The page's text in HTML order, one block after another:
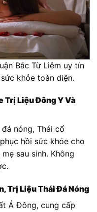
Bắc Từ Liêm uy tín
khỏe toàn diện.
Trị Liệu Đông Y Và
nóng, Thái cổ
hồi sức khỏe cho
sau sinh. Không
Trị Liệu Thái Đá Nóng
Á Đông, cung cấp